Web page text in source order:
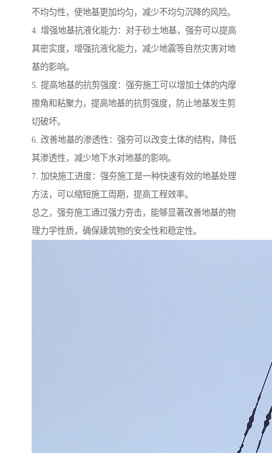
不均匀性，使地基更加均匀，减少不均匀沉降的风险。
4. 增强地基抗液化能力：对于砂土地基，强夯可以提高
其密实度，增强抗液化能力，减少地震等自然灾害对地
基的影响。
5. 提高地基的抗剪强度：强夯施工可以增加土体的内摩
擦角和粘聚力，提高地基的抗剪强度，防止地基发生剪
切破坏。
6. 改善地基的渗透性：强夯可以改变土体的结构，降低
其渗透性，减少地下水对地基的影响。
7. 加快施工进度：强夯施工是一种快速有效的地基处理
方法，可以缩短施工周期，提高工程效率。
总之，强夯施工通过强力夯击，能够显著改善地基的物
理力学性质，确保建筑物的安全性和稳定性。